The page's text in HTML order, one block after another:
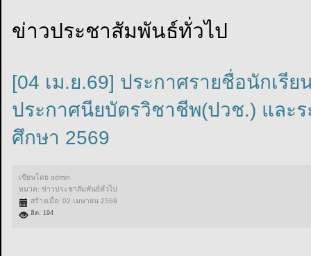
ข่าวประชาสัมพันธ์ทั่วไป
[04 เม.ย.69] ประกาศรายชื่อนักเรี
ประกาศนียบัตรวิชาชีพ(ปวช.) และ
ศึกษา 2569
เขียนโดยadmin
หมวด:ข่าวประชาสัมพันธ์ทั่วไป
สร้างเมื่อ: 02 เมษายน 2569
ฮิต: 194